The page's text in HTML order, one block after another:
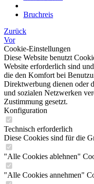
Bruchreis
Zurück
Vor
Cookie-Einstellungen
Diese Website benutzt
Website erforderlich sind
die den Komfort bei
Direktwerbung dienen oder
und sozialen Netzwerken
Zustimmung gesetzt.
Konfiguration
Technisch erforderlich
Diese Cookies sind für die
"Alle Cookies ablehnen"
"Alle Cookies annehmen"